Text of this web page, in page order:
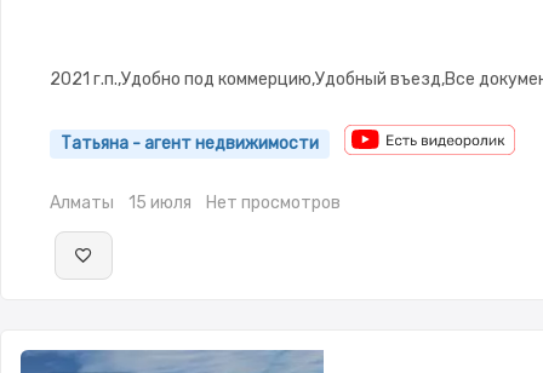
2021 г.п.,Удобно под коммерцию,Удобный въезд,Все
Татьяна - агент недвижимости
Алматы 15 июля Нет просмотров